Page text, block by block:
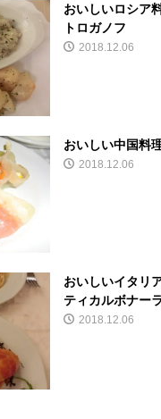
おいしいロシア
トロガノフ
2018.12.06
おいしい中国料
2018.12.06
おいしいイタリ
ティカルボナー
2018.12.06